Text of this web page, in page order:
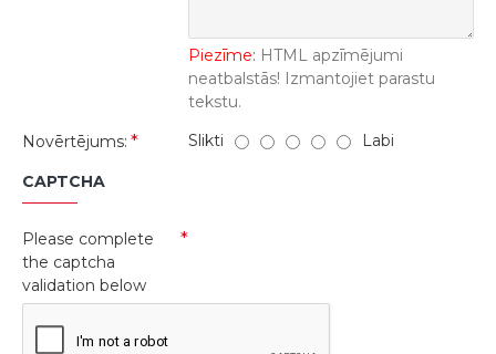
Piezīme: HTML apzīmējumi
neatbalstās! Izmantojiet parastu
tekstu.
Novērtējums:
Slikti Labi
CAPTCHA
Please complete
the captcha
validation below